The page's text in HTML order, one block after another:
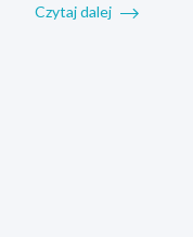
Czytaj dalej